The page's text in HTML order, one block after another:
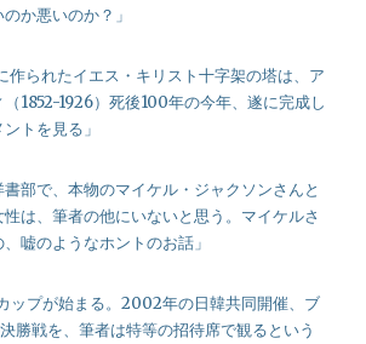
か悪いのか？」
作られたイエス・キリスト十字架の塔は、ア
1852-1926）死後100年の今年、遂に完成し
トを見る」
書部で、本物のマイケル・ジャクソンさんと
は、筆者の他にいないと思う。マイケルさ
嘘のようなホントのお話」
ップが始まる。2002年の日韓共同開催、ブ
勝戦を、筆者は特等の招待席で観るという